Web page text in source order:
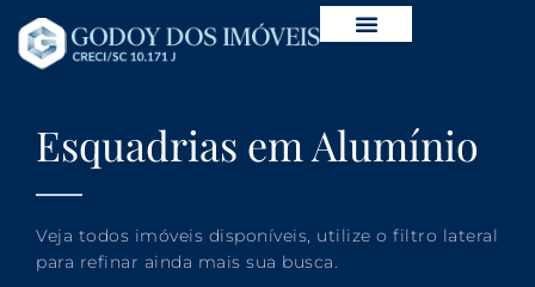
Esquadrias em Alumínio
Veja todos imóveis disponíveis, utilize o filtro lateral
para refinar ainda mais sua busca.